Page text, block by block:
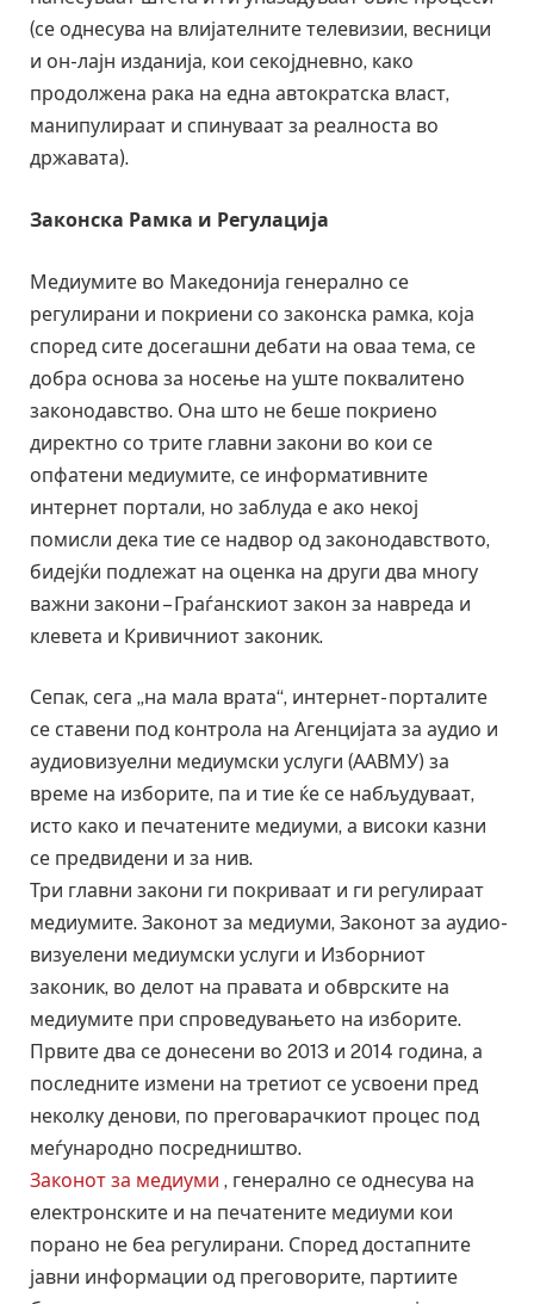
(се однесува на влијателните телевизии, весници
и он-лајн изданија, кои секојдневно, како
продолжена рака на една автократска власт,
манипулираат и спинуваат за реалноста во
државата).
Законска Рамка и Регулација
Медиумите во Македонија генерално се
регулирани и покриени со законска рамка, која
според сите досегашни дебати на оваа тема, се
добра основа за носење на уште поквалитено
законодавство. Она што не беше покриено
директно со трите главни закони во кои се
опфатени медиумите, се информативните
интернет портали, но заблуда е ако некој
помисли дека тие се надвор од законодавството,
бидејќи подлежат на оценка на други два многу
важни закони – Граѓанскиот закон за навреда и
клевета и Кривичниот законик.
Сепак, сега „на мала врата“, интернет- порталите
се ставени под контрола на Агенцијата за аудио и
аудиовизуелни медиумски услуги (ААВМУ) за
време на изборите, па и тие ќе се набљудуваат,
исто како и печатените медиуми, а високи казни
се предвидени и за нив.
Три главни закони ги покриваат и ги регулираат
медиумите. Законот за медиуми, Законот за аудио-
визуелени медиумски услуги и Изборниот
законик, во делот на правата и обврските на
медиумите при спроведувањето на изборите.
Првите два се донесени во 2013 и 2014 година, а
последните измени на третиот се усвоени пред
неколку денови, по преговарачкиот процес под
меѓународно посредништво.
Законот за медиуми , генерално се однесува на
електронските и на печатените медиуми кои
порано не беа регулирани. Според достапните
јавни информации од преговорите, партиите